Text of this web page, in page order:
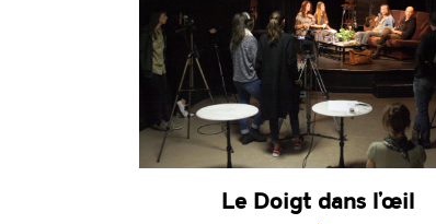
Le Doigt dans l’œil